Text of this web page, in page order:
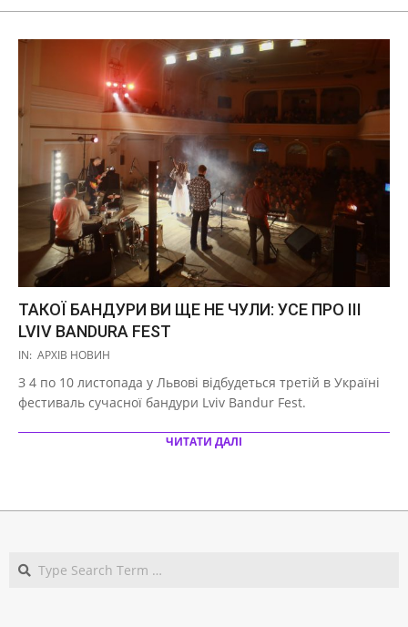
ТАКОЇ БАНДУРИ ВИ ЩЕ НЕ ЧУЛИ: УСЕ ПРО III
LVIV BANDURA FEST
2019-
03
IN: АРХІВ НОВИН
З 4 по 10 листопада у Львові відбудеться третій в Україні
фестиваль сучасної бандури Lviv Bandur Fest.
ЧИТАТИ ДАЛІ